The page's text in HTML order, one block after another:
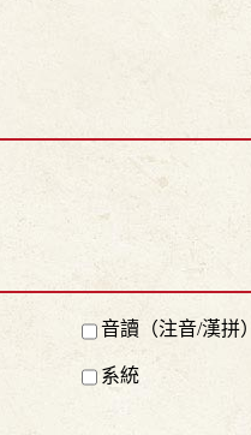
音讀（注音/漢拼）
系統